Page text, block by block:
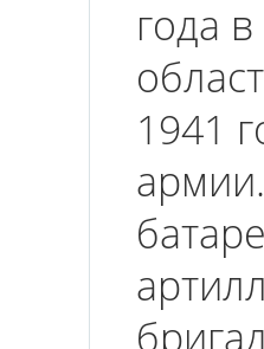
года
1941